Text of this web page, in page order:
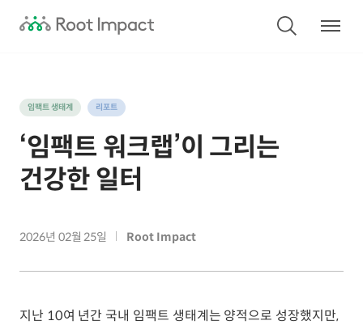
임팩트 생태계 리포트
‘임팩트 워크랩’이 그리는
건강한 일터
2026년 02월 25일 Root Impact
지난 10여 년간 국내 임팩트 생태계는 양적으로 성장했지만,